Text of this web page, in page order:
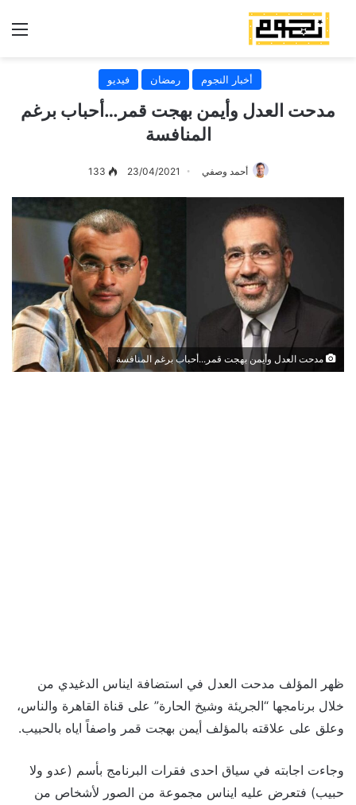
أخبار النجوم رمضان فيديو
مدحت العدل وأيمن بهجت قمر…أحباب برغم
المنافسة
أحمد وصفي 23/04/2021
133
مدحت العدل وأيمن بهجت قمر...أحباب برغم المنافسة
ظهر المؤلف مدحت العدل في استضافة ايناس الدغيدي من
خلال برنامجها “الجريئة وشيخ الحارة” على قناة القاهرة والناس،
وعلق على علاقته بالمؤلف أيمن بهجت قمر واصفاً اياه بالحبيب.
وجاءت اجابته في سياق احدى فقرات البرنامج بأسم (عدو ولا
حبيب) فتعرض عليه ايناس مجموعة من الصور لأشخاص من